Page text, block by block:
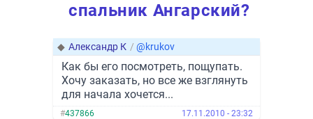
спальник Ангарский?
◆ Александр К / @krukov
Как бы его посмотреть, пощупать.
Хочу заказать, но все же взглянуть
для начала хочется...
#437866 17.11.2010 - 23:32